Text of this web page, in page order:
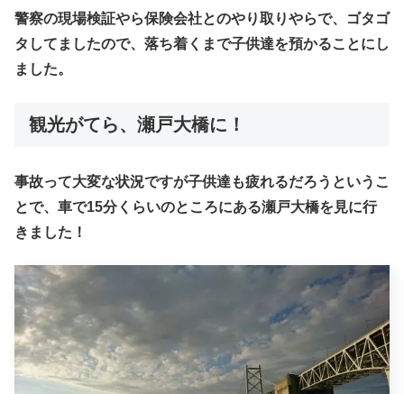
警察の現場検証やら保険会社とのやり取りやらで、ゴタゴ
タしてましたので、落ち着くまで子供達を預かることにし
ました。
観光がてら、瀬戸大橋に！
事故って大変な状況ですが子供達も疲れるだろうというこ
とで、車で15分くらいのところにある瀬戸大橋を見に行
きました！